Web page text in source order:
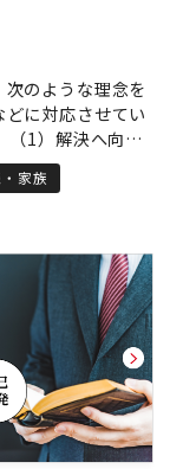
して設立されま
な法律問題につ
に事業部が設け
に特化した弁護
て、お客様のリ
たサービスを提
ます。 また、過
に所属する
することによっ
の高いリーガルサ
。 「離婚につい
族が逮捕され
題が起こりそ
害者なのに、加
柄で困ってい
疑いがある」な
のような理念を
に対応させてい
（1）解決へ向け
、あきらめない
トに寄り添った
法人個人を問わ
者様のお話をよく
た的確な解決を提
がけています。
は、法人様を依
般から、個人様
家事事件まで、幅
だきます。 継続的
、気になる事案
家族